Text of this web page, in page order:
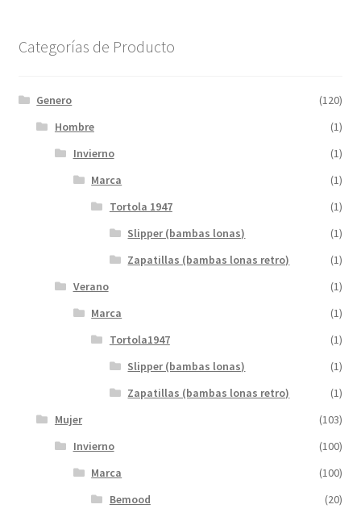
Categorías de Producto
Genero
(120)
Hombre
(1)
Invierno
(1)
Marca
(1)
Tortola 1947
(1)
Slipper (bambas lonas)
(1)
Zapatillas (bambas lonas retro)
(1)
Verano
(1)
Marca
(1)
Tortola1947
(1)
Slipper (bambas lonas)
(1)
Zapatillas (bambas lonas retro)
(1)
Mujer
(103)
Invierno
(100)
Marca
(100)
Bemood
(20)